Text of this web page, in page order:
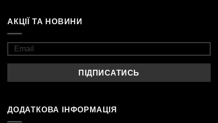
АКЦІЇ ТА НОВИНИ
ДОДАТКОВА ІНФОРМАЦІЯ